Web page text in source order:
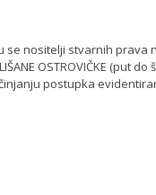
se nositelji stvarnih prava
OSTROVIČKE (put do
postupka